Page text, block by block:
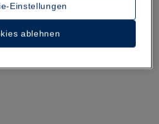
Einstellungen
ablehnen